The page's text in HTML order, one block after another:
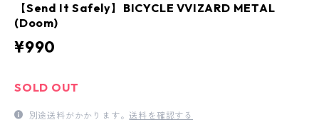
【Send It Safely】BICYCLE VVIZARD METAL
(Doom)
¥990
SOLD OUT
別途送料がかかります。送料を確認する